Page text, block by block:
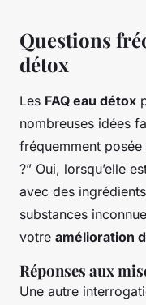
Questions
détox
Les FAQ eau détox
nombreuses idées
fréquemment posée
?” Oui, lorsqu’elle
avec des
substances
votre amélioration
Réponses aux
Une autre